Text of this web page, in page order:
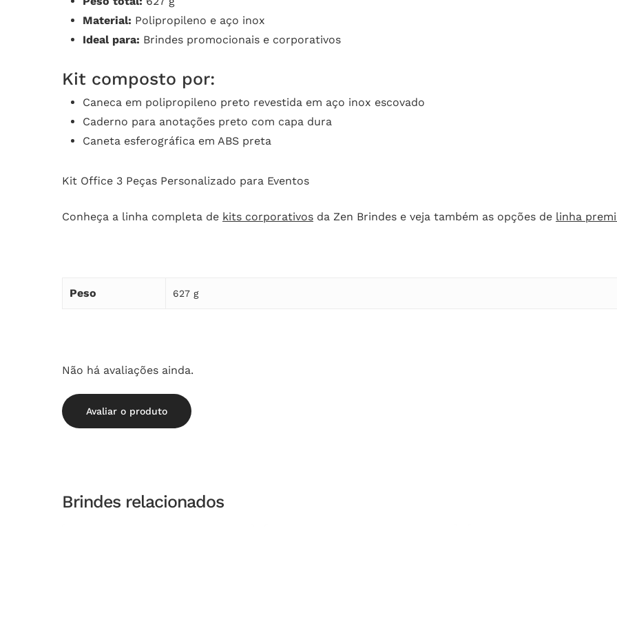
Material: Polipropileno e aço inox
Ideal para: Brindes promocionais e corporativos
Kit composto por:
Caneca em polipropileno preto revestida em aço inox escovado
Caderno para anotações preto com capa dura
Caneta esferográfica em ABS preta
Kit Office 3 Peças Personalizado para Eventos
Conheça a linha completa de kits corporativos da Zen Brindes e veja também as opções de linha
Peso 627 g
Não há avaliações ainda.
Avaliar o produto
Brindes relacionados